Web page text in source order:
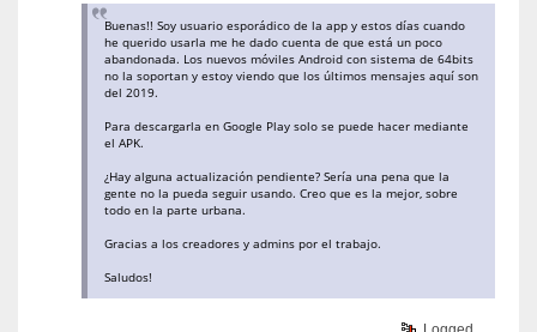
Buenas!! Soy usuario esporádico de la app y estos días cuando
he querido usarla me he dado cuenta de que está un poco
abandonada. Los nuevos móviles Android con sistema de 64bits
no la soportan y estoy viendo que los últimos mensajes aquí son
del 2019.
Para descargarla en Google Play solo se puede hacer mediante
el APK.
¿Hay alguna actualización pendiente? Sería una pena que la
gente no la pueda seguir usando. Creo que es la mejor, sobre
todo en la parte urbana.
Gracias a los creadores y admins por el trabajo.
Saludos!